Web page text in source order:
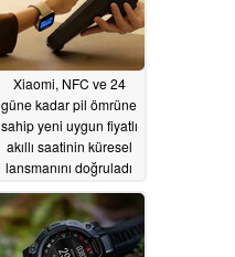
Xiaomi, NFC ve 24
güne kadar pil ömrüne
sahip yeni uygun fiyatlı
akıllı saatinin küresel
lansmanını doğruladı
05/02/2026